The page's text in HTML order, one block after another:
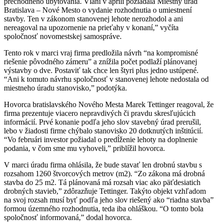
Bratislava – Nové Mesto o vydanie rozhodnutia o umiestnení
stavby. Ten v zákonom stanovenej lehote nerozhodol a ani
nereagoval na upozornenie na prieťahy v konaní,” vyčíta
spoločnosť novomestskej samospráve.
Tento rok v marci vraj firma predložila návrh “na kompromisné
riešenie pôvodného zámeru” a znížila počet podlaží plánovanej
výstavby o dve. Postaviť tak chce len štyri plus jedno ustúpené.
“Ani k tomuto návrhu spoločnosť v stanovenej lehote nedostala od
miestneho úradu stanovisko,” podotýka.
Hovorca bratislavského Nového Mesta Marek Tettinger reagoval, že
firma prezentuje viacero nepravdivých či pravdu skresľujúcich
informácií. Prvé konanie podľa jeho slov stavebný úrad prerušil,
lebo v žiadosti firme chýbalo stanovisko 20 dotknutých inštitúcií.
“Vo februári investor požiadal o predĺženie lehoty na doplnenie
podania, v čom sme mu vyhoveli,” priblížil hovorca.
V marci úradu firma ohlásila, že bude stavať len drobnú stavbu s
rozsahom 1260 štvorcových metrov (m2). “Zo zákona má drobná
stavba do 25 m2. Tá plánovaná má rozsah viac ako päťdesiatich
drobných stavieb,” zdôrazňuje Tettinger. Takýto objekt vzhľadom
na svoj rozsah musí byť podľa jeho slov riešený ako “riadna stavba”
formou územného rozhodnutia, teda iba ohláškou. “O tomto bola
spoločnosť informovaná,” dodal hovorca.